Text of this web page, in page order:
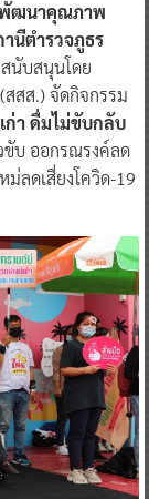
พัฒนาคุณภาพ
นีตำรวจภูธร
สนับสนุนโดย
สส.) จัดกิจกรรม
า ดื่มไม่ขับกลับ
บ ออกรณรงค์ลด
ลดเสี่ยงโควิด-19